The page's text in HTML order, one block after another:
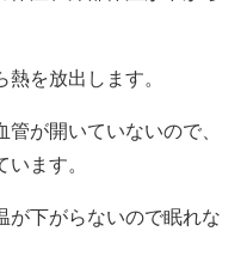
を放出します。
が開いていないので、
ます。
が下がらないので眠れな